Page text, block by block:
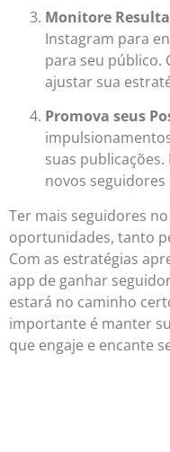
Monitore
Instagram para
para seu público.
ajustar sua
Promova seus
suas
novos
Ter mais seguidores
oportunidades, tanto
Com as estratégias
app de ganhar
estará no caminho
importante é manter
que engaje e encante